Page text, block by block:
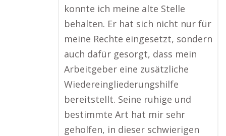
konnte ich meine alte Stelle
behalten. Er hat sich nicht nur für
meine Rechte eingesetzt, sondern
auch dafür gesorgt, dass mein
Arbeitgeber eine zusätzliche
Wiedereingliederungshilfe
bereitstellt. Seine ruhige und
bestimmte Art hat mir sehr
geholfen, in dieser schwierigen